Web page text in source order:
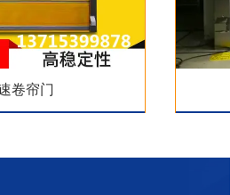
卷帘门